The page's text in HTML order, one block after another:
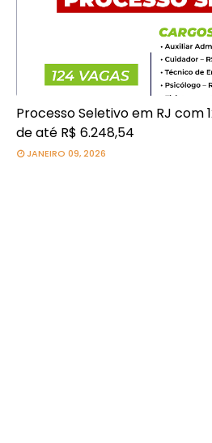
Processo Seletivo em RJ com
de até R$ 6.248,54
JANEIRO 09, 2026